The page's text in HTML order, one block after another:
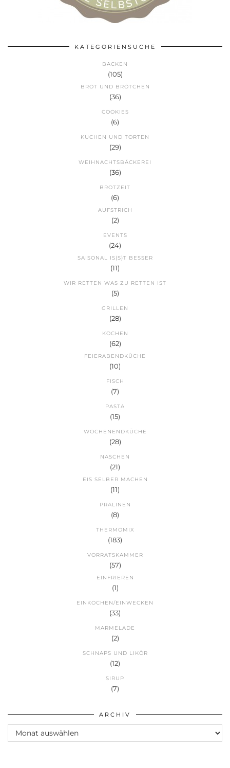
KATEGORIENSUCHE
BACKEN
(105)
BROT UND BRÖTCHEN
(36)
COOKIES
(6)
KUCHEN UND TORTEN
(29)
WEIHNACHTSBÄCKEREI
(36)
BROTZEIT
(6)
AUFSTRICH
(2)
EVENTS
(24)
SAISONAL IS(S)T BESSER
(11)
WIR RETTEN WAS ZU RETTEN IST
(5)
GRILLEN
(28)
KOCHEN
(62)
FEIERABENDKÜCHE
(10)
FISCH
(7)
PASTA
(15)
WOCHENENDKÜCHE
(28)
NASCHEN
(21)
EIS SELBER MACHEN
(11)
PRALINEN
(8)
THERMOMIX
(183)
VORRATSKAMMER
(57)
EINFRIEREN
(1)
EINKOCHEN/EINWECKEN
(33)
MARMELADE
(2)
SCHNAPS UND LIKÖR
(12)
SIRUP
(7)
ARCHIV
Archiv